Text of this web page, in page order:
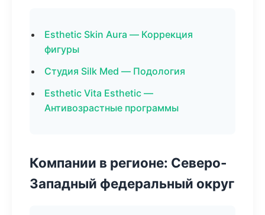
Esthetic Skin Aura — Коррекция
фигуры
Студия Silk Med — Подология
Esthetic Vita Esthetic —
Антивозрастные программы
Компании в регионе: Северо-
Западный федеральный округ